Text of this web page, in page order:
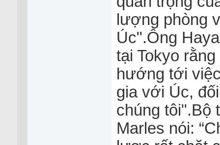
lượng phòng
Úc".Ông
tại Tokyo
hướng tới
gia với Úc,
chúng tôi".Bộ
Marles nói: